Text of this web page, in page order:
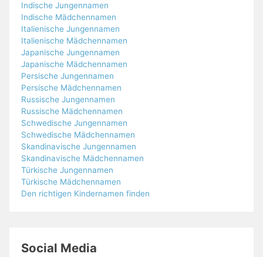
Indische Jungennamen
Indische Mädchennamen
Italienische Jungennamen
Italienische Mädchennamen
Japanische Jungennamen
Japanische Mädchennamen
Persische Jungennamen
Persische Mädchennamen
Russische Jungennamen
Russische Mädchennamen
Schwedische Jungennamen
Schwedische Mädchennamen
Skandinavische Jungennamen
Skandinavische Mädchennamen
Türkische Jungennamen
Türkische Mädchennamen
Den richtigen Kindernamen finden
Social Media